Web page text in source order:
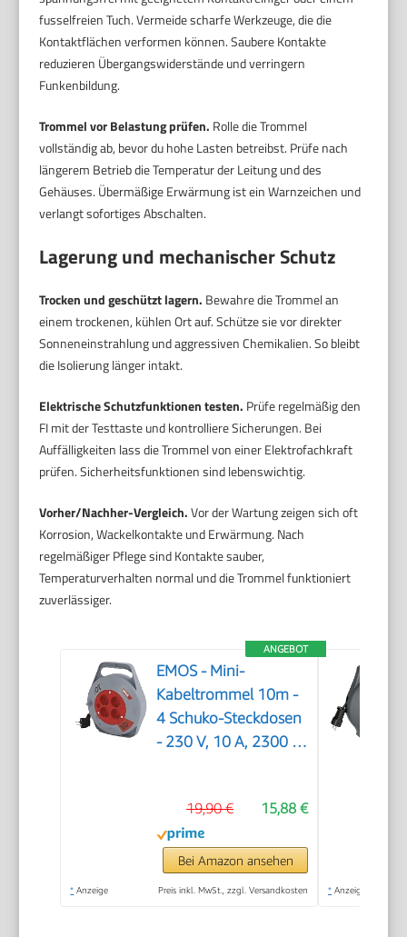
fusselfreien Tuch. Vermeide scharfe Werkzeuge, die die
Kontaktflächen verformen können. Saubere Kontakte
reduzieren Übergangswiderstände und verringern
Funkenbildung.
Trommel vor Belastung prüfen. Rolle die Trommel
vollständig ab, bevor du hohe Lasten betreibst. Prüfe nach
längerem Betrieb die Temperatur der Leitung und des
Gehäuses. Übermäßige Erwärmung ist ein Warnzeichen und
verlangt sofortiges Abschalten.
Lagerung und mechanischer Schutz
Trocken und geschützt lagern. Bewahre die Trommel an
einem trockenen, kühlen Ort auf. Schütze sie vor direkter
Sonneneinstrahlung und aggressiven Chemikalien. So bleibt
die Isolierung länger intakt.
Elektrische Schutzfunktionen testen. Prüfe regelmäßig den
FI mit der Testtaste und kontrolliere Sicherungen. Bei
Auffälligkeiten lass die Trommel von einer Elektrofachkraft
prüfen. Sicherheitsfunktionen sind lebenswichtig.
Vorher/Nachher-Vergleich.Vor der Wartung zeigen sich oft
Korrosion, Wackelkontakte und Erwärmung. Nach
regelmäßiger Pflege sind Kontakte sauber,
Temperaturverhalten normal und die Trommel funktioniert
zuverlässiger.
ANGEBOT
EMOS - Mini-
Kabeltrommel 10m -
4 Schuko-Steckdosen
- 230 V, 10 A, 2300 W
F3G 1,0 mm2 - mit
Thermoschalter - IP20
für Innen
15,88 €
19,90 €
Bei Amazon ansehen
* Anzeige Preis inkl. MwSt., zzgl. Versandkosten * Anzeige